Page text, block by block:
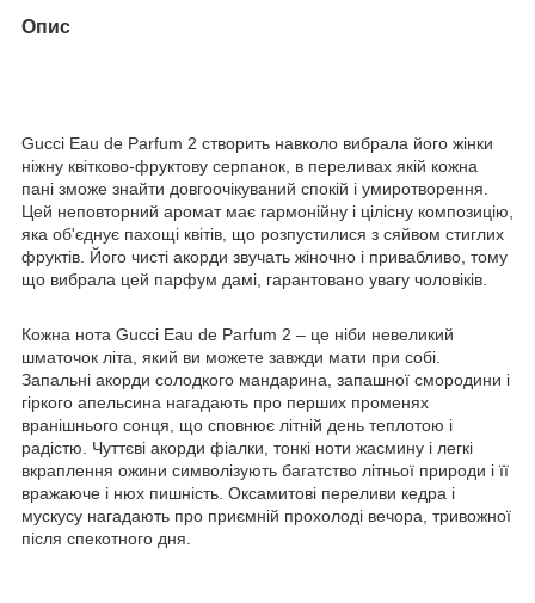
Опис
Gucci Eau de Parfum 2 створить навколо вибрала його жінки
ніжну квітково-фруктову серпанок, в переливах якій кожна
пані зможе знайти довгоочікуваний спокій і умиротворення.
Цей неповторний аромат має гармонійну і цілісну композицію,
яка об'єднує пахощі квітів, що розпустилися з сяйвом стиглих
фруктів. Його чисті акорди звучать жіночно і привабливо, тому
що вибрала цей парфум дамі, гарантовано увагу чоловіків.
Кожна нота Gucci Eau de Parfum 2 – це ніби невеликий
шматочок літа, який ви можете завжди мати при собі.
Запальні акорди солодкого мандарина, запашної смородини і
гіркого апельсина нагадають про перших променях
вранішнього сонця, що сповнює літній день теплотою і
радістю. Чуттєві акорди фіалки, тонкі ноти жасмину і легкі
вкраплення ожини символізують багатство літньої природи і її
вражаюче і нюх пишність. Оксамитові переливи кедра і
мускусу нагадають про приємній прохолоді вечора, тривожної
після спекотного дня.